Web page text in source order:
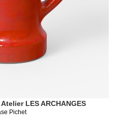
LES ARCHANGES
Pichet